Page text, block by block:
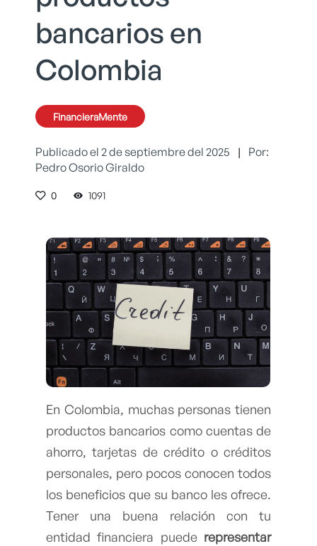
bancarios en
Colombia
FinancieraMente
Publicado el 2 de septiembre del 2025 |
Por:
Pedro Osorio Giraldo
0 1091
En Colombia, muchas personas tienen
productos bancarios como cuentas de
ahorro, tarjetas de crédito o créditos
personales, pero pocos conocen todos
los beneficios que su banco les ofrece.
Tener una buena relación con tu
entidad financiera puede representar